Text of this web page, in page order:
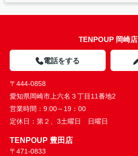
TENPOUP 岡崎店
電話をする
〒444-0858
愛知県岡崎市上六名３丁目11番地2
営業時間： 9:00～19：00
定休日： 第２、3土曜日 日曜日
TENPOUP 豊田店
〒471-0833